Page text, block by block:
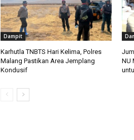
Dampit
Karhutla TNBTS Hari Kelima, Polres
Malang Pastikan Area Jemplang
Kondusif
NU